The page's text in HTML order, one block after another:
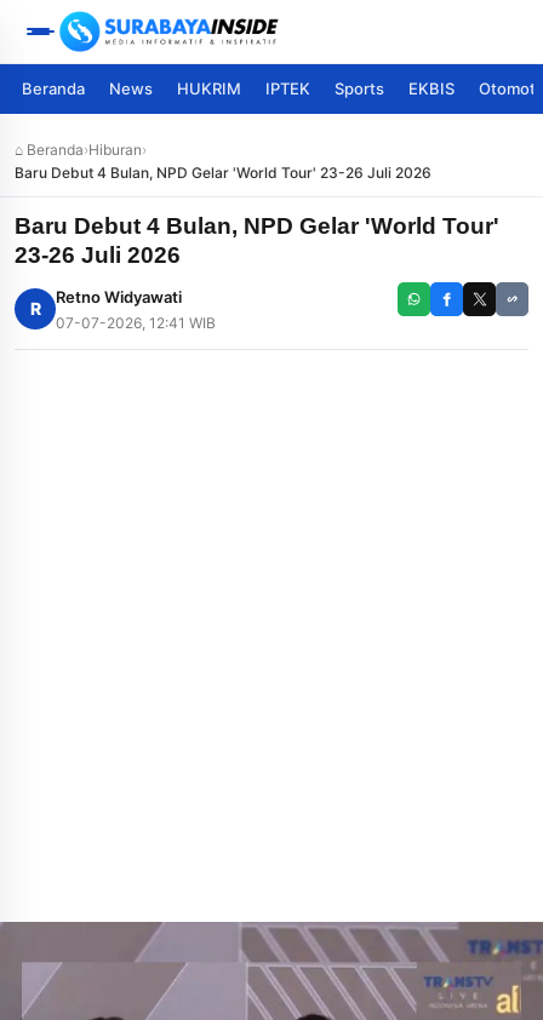
Beranda News HUKRIM IPTEK Sports EKBIS
⌂ Beranda›Hiburan›
Baru Debut 4 Bulan, NPD Gelar 'World Tour' 23-26 Juli 2026
Baru Debut 4 Bulan, NPD Gelar 'World Tour'
23-26 Juli 2026
R
Retno Widyawati
07-07-2026, 12:41 WIB